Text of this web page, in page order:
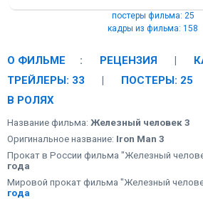
постеры фильма: 25
кадры из фильма: 158
О ФИЛЬМЕ : РЕЦЕНЗИЯ |
ТРЕЙЛЕРЫ: 33
| ПОСТЕРЫ: 25
В РОЛЯХ
Название фильма: Железный человек 3
Оригинальное название: Iron Man 3
Прокат в России фильма "Железный
года
Мировой прокат фильма "Железный
года